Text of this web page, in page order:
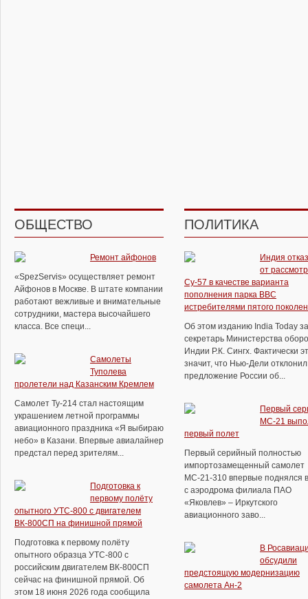
ОБЩЕСТВО
Ремонт айфонов
«SpezServis» осуществляет ремонт
Айфонов в Москве. В штате компании
работают вежливые и внимательные
сотрудники, мастера высочайшего
класса. Все специ...
Самолеты
Туполева
пролетели над Казанским Кремлем
Самолет Ту-214 стал настоящим
украшением летной программы
авиационного праздника «Я выбираю
небо» в Казани. Впервые авиалайнер
предстал перед зрителям...
Подготовка к
первому полёту
опытного УТС-800 с двигателем
ВК-800СП на финишной прямой
Подготовка к первому полёту
опытного образца УТС-800 с
российским двигателем ВК-800СП
сейчас на финишной прямой. Об
этом 18 июня 2026 года сообщила
ПОЛИТИКА
Индия
от
Су-57 в качестве варианта
пополнения парка ВВС
истребителями пятого
Об этом изданию India Today
секретарь Министерства
Индии Р.К. Сингх. Фактически
значит, что Нью-Дели отклонил
предложение России об...
Первый
МС-21
первый полет
Первый серийный полностью
импортозамещенный самолет
МС-21-310 впервые поднялся
с аэродрома филиала ПАО
«Яковлев» – Иркутского
авиационного заво...
В
обсудили
предстоящую модернизацию
самолета Ан-2